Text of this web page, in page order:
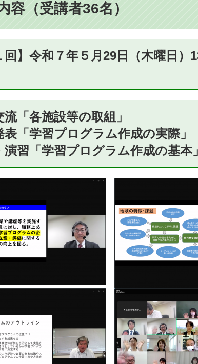
容（受講者36名）
回】令和７年５月29日（木曜日
流「各施設等の取組」
表「学習プログラム作成の実際」
演習「学習プログラム作成の基本」